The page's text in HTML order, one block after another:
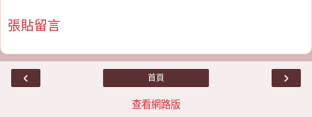
張貼留言
‹ ›
首頁
查看網路版